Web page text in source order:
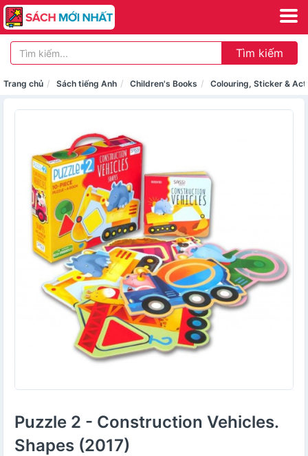
Tìm kiếm
Trang chủ Sách tiếng Anh Children's Books Colouring, Sticker &
Puzzle 2 - Construction Vehicles.
Shapes (2017)